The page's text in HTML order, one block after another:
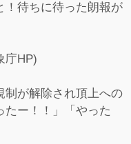
！待ちに待った朗報が
庁HP)
制が解除され頂上への
たー！！」「やった